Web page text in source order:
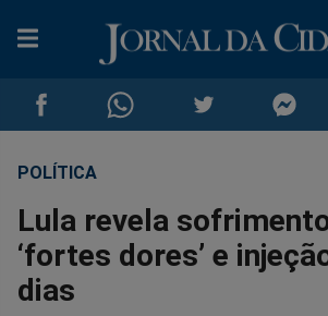
Compartilhar
no
Facebook
Compartilhar
no
no
no
POLÍTICA
Lula revela
‘fortes dores’ e
dias